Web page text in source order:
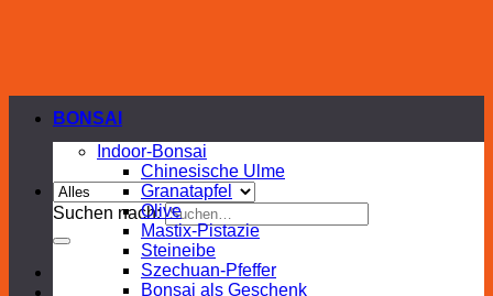
Suchen nach:
BONSAI
Indoor-Bonsai
Chinesische Ulme
Granatapfel
Olive
Mastix-Pistazie
Steineibe
Szechuan-Pfeffer
Bonsai als Geschenk